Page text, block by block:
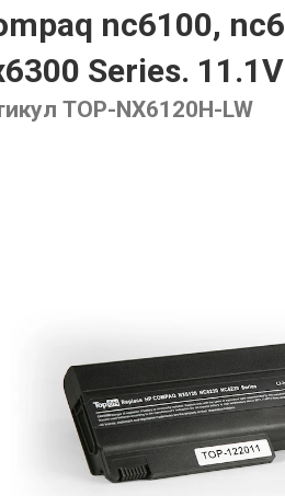
nc6100,
Series.
TOP-NX6120H-LW